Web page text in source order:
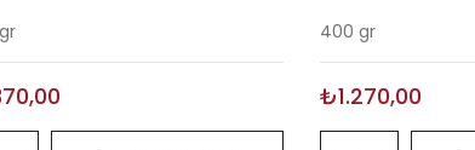
400 gr
₺1.270,00